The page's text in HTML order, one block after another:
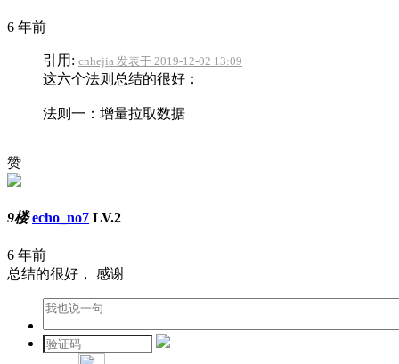
6 年前
引用: cnhejia 发表于 2019-12-02 13:09
这六个法则总结的很好：
法则一：增量拉取数据
赞
9楼 echo_no7 LV.2
6 年前
总结的很好， 感谢